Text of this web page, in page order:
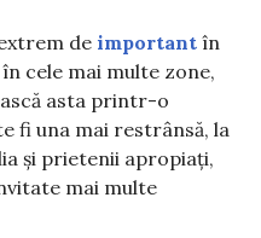
de important în
cele mai multe zone,
asta printr-o
fi una mai restrânsă, la
și prietenii apropiați,
mai multe